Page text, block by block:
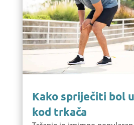
Kako spriječiti bol
kod trkača